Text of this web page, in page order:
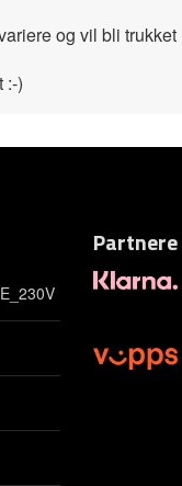
og vil bli
:-)
Partnere